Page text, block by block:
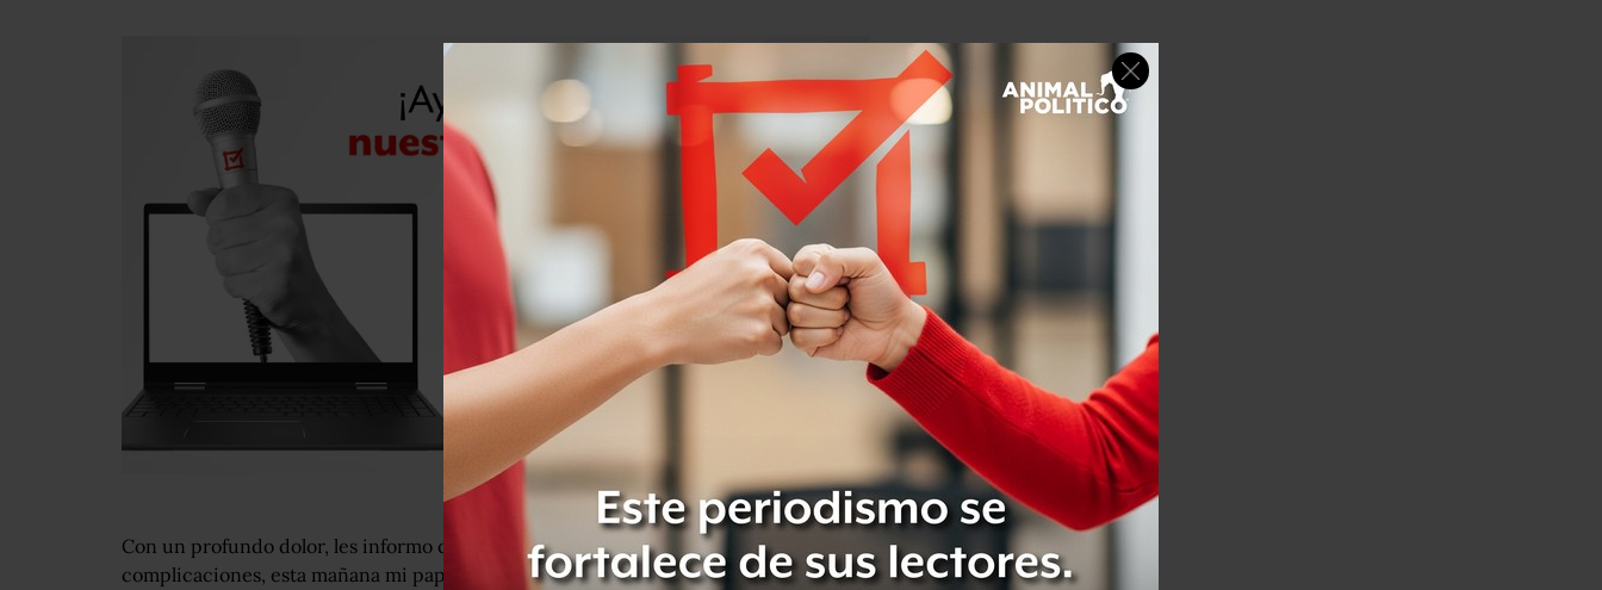
Con un profundo dolor, les informo que tras regresar al hospital por algunas
complicaciones, esta mañana mi papá murió.